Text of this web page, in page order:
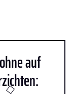
auf